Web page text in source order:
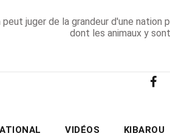
peut juger de la grandeur d'une nation
dont les animaux y
VIDÉOS KIBAROU